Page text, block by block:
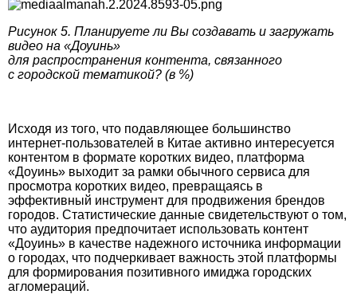
Рисунок 5. Планируете ли Вы создавать и загружать
видео на «Доуинь»
для распространения контента, связанного
с городской тематикой? (в %)
Исходя из того, что подавляющее большинство
интернет-пользователей в Китае активно интересуется
контентом в формате коротких видео, платформа
«Доуинь» выходит за рамки обычного сервиса для
просмотра коротких видео, превращаясь в
эффективный инструмент для продвижения брендов
городов. Статистические данные свидетельствуют о том,
что аудитория предпочитает использовать контент
«Доуинь» в качестве надежного источника информации
о городах, что подчеркивает важность этой платформы
для формирования позитивного имиджа городских
агломераций.